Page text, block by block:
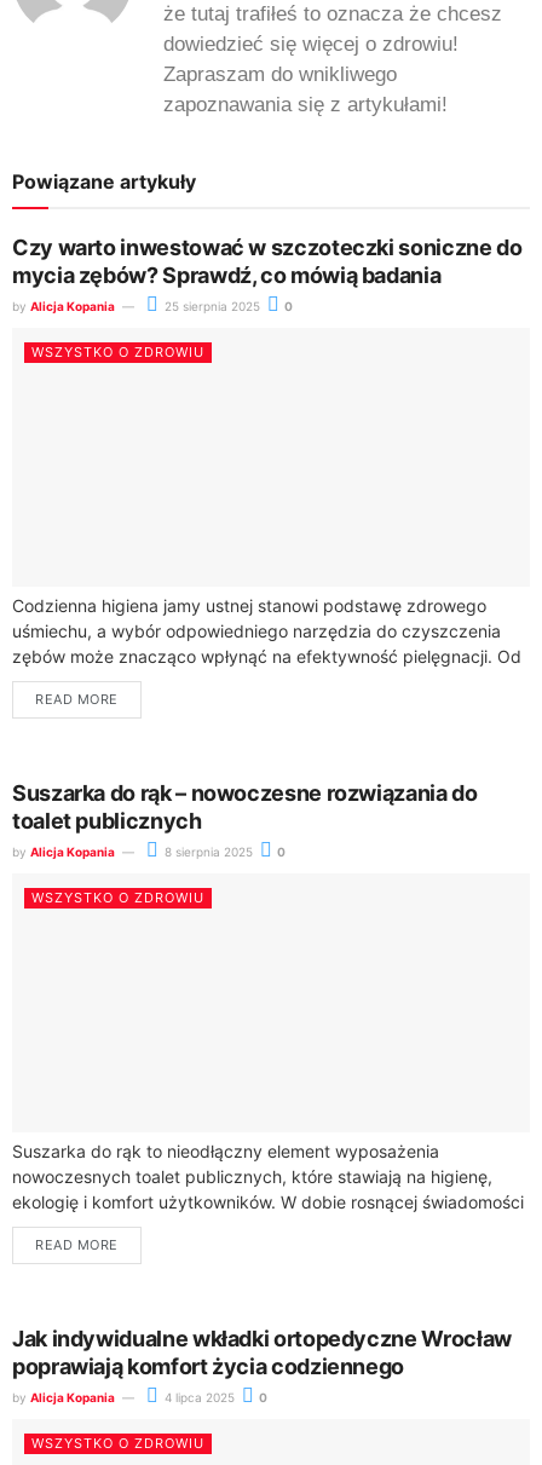
że tutaj trafiłeś to oznacza że chcesz
dowiedzieć się więcej o zdrowiu!
Zapraszam do wnikliwego
zapoznawania się z artykułami!
Powiązane artykuły
Czy warto inwestować w szczoteczki soniczne do
mycia zębów? Sprawdź, co mówią badania
by Alicja Kopania 25 sierpnia 2025 0
WSZYSTKO O ZDROWIU
Codzienna higiena jamy ustnej stanowi podstawę zdrowego
uśmiechu, a wybór odpowiedniego narzędzia do czyszczenia
zębów może znacząco wpłynąć na efektywność pielęgnacji. Od
kilku lat coraz większym zainteresowaniem cieszą się
szczoteczki...
READ MORE
Suszarka do rąk – nowoczesne rozwiązania do
toalet publicznych
by Alicja Kopania 8 sierpnia 2025 0
WSZYSTKO O ZDROWIU
Suszarka do rąk to nieodłączny element wyposażenia
nowoczesnych toalet publicznych, które stawiają na higienę,
ekologię i komfort użytkowników. W dobie rosnącej świadomości
dotyczącej ochrony środowiska i efektywnego zarządzania
zasobami, nowoczesne...
READ MORE
Jak indywidualne wkładki ortopedyczne Wrocław
poprawiają komfort życia codziennego
by Alicja Kopania 4 lipca 2025 0
WSZYSTKO O ZDROWIU